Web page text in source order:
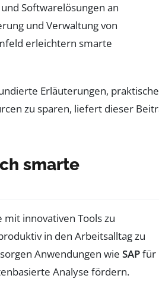
Softwarelösungen an
und Verwaltung von
erleichtern smarte
Erläuterungen, praktische
zu sparen, liefert dieser
smarte
innovativen Tools zu
in den Arbeitsalltag zu
Anwendungen wie SAPfür
Analyse fördern.